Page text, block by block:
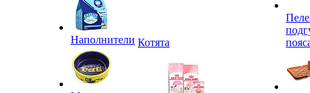
Наполнители Котята